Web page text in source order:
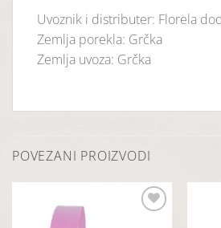
Uvoznik i distributer: Florela
Zemlja porekla: Grčka
Zemlja uvoza: Grčka
POVEZANI PROIZVODI